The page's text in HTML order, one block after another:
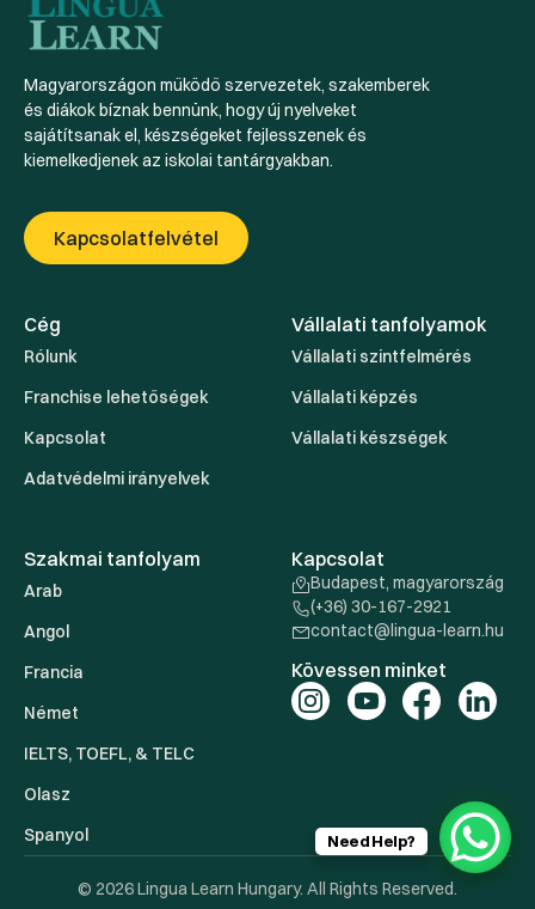
Magyarországon működő szervezetek, szakemberek
és diákok bíznak bennünk, hogy új nyelveket
sajátítsanak el, készségeket fejlesszenek és
kiemelkedjenek az iskolai tantárgyakban.
Kapcsolatfelvétel
Cég
Rólunk
Franchise lehetőségek
Kapcsolat
Adatvédelmi irányelvek
Vállalati tanfolyamok
Vállalati szintfelmérés
Vállalati képzés
Vállalati készségek
Szakmai tanfolyam
Arab
Angol
Francia
Német
IELTS, TOEFL, & TELC
Olasz
Spanyol
Kapcsolat
Budapest, magyarország
(+36) 30-167-2921
contact@lingua-learn.hu
Kövessen minket
© 2026 Lingua Learn Hungary. All Rights Reserved.
Need Help?